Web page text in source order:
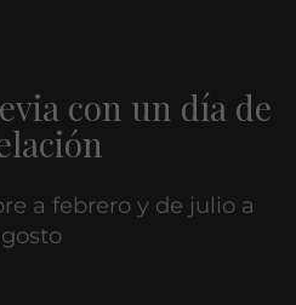
con un día de
a febrero y de julio a